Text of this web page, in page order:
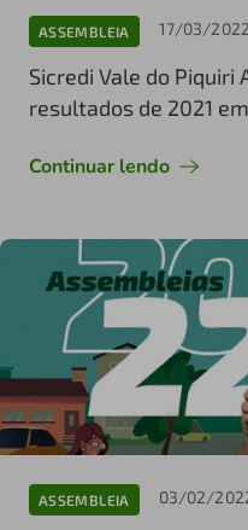
ASSEMBLEIA 17/03/2022
Sicredi Vale do Piquiri
resultados de 2021
Continuar lendo
ASSEMBLEIA 03/02/